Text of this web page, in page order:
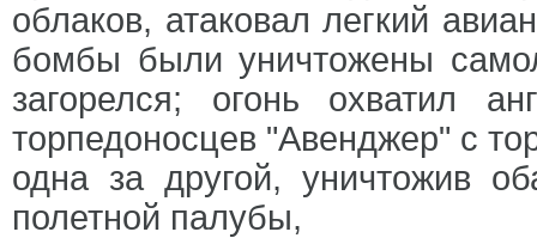
облаков, атаковал легкий
бомбы были уничтожены
загорелся; огонь охватил
торпедоносцев "Авенджер" с
одна за другой, уничтожив
полетной палубы,